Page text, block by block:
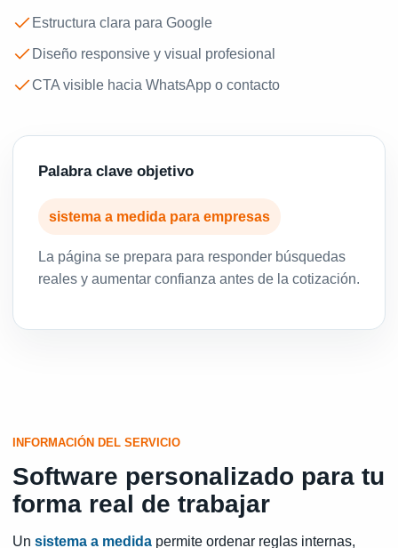
Estructura clara para Google
Diseño responsive y visual profesional
CTA visible hacia WhatsApp o contacto
Palabra clave objetivo
sistema a medida para empresas
La página se prepara para responder búsquedas
reales y aumentar confianza antes de la cotización.
INFORMACIÓN DEL SERVICIO
Software personalizado para tu
forma real de trabajar
Un sistema a medida permite ordenar reglas internas,